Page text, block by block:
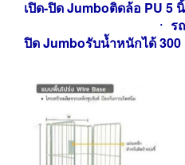
เปิด-ปิด Jumboติดล้
ㆍ ร
ปิด Jumboรับน้ำหนักได้ 300